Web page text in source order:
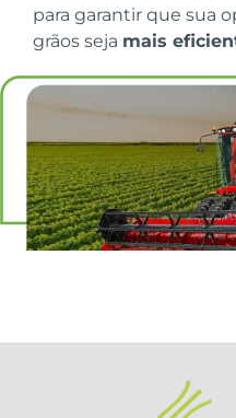
para garantir que sua
grãos seja mais